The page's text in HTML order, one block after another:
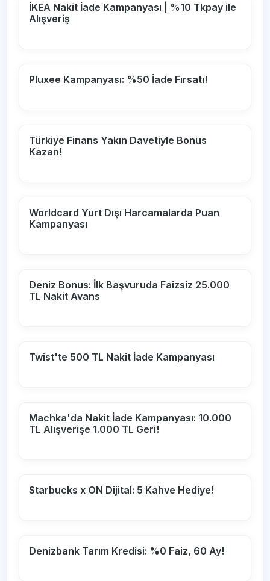
İKEA Nakit İade Kampanyası | %10 Tkpay ile
Alışveriş
Pluxee Kampanyası: %50 İade Fırsatı!
Türkiye Finans Yakın Davetiyle Bonus
Kazan!
Worldcard Yurt Dışı Harcamalarda Puan
Kampanyası
Deniz Bonus: İlk Başvuruda Faizsiz 25.000
TL Nakit Avans
Twist'te 500 TL Nakit İade Kampanyası
Machka'da Nakit İade Kampanyası: 10.000
TL Alışverişe 1.000 TL Geri!
Starbucks x ON Dijital: 5 Kahve Hediye!
Denizbank Tarım Kredisi: %0 Faiz, 60 Ay!